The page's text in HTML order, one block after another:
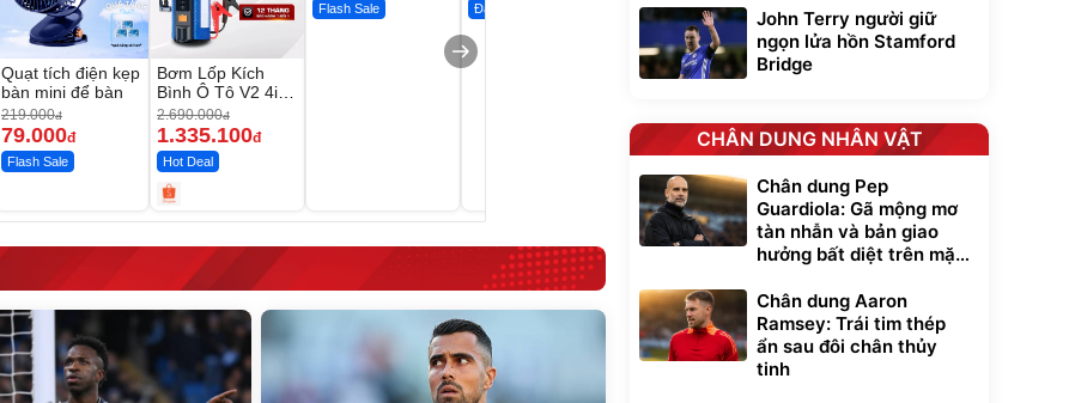
Quạt tích điện kẹp
bàn mini để bàn
219.000đ
79.000đ
Flash Sale
Bơm Lốp Kích
Bình Ô Tô V2 4in1
MEDICAR –
12.000mAh
2.690.000đ
1.335.100đ
Hot Deal
Flash Sale Đã bán nhiều
Bạt phủ xe ô tô
325.000đ
Xe đạp điện trợ
tiện lợi
7.092.000đ
G-FORCE VIETNA
John Terry người giữ
ngọn lửa hồn Stamford
Bridge
CHÂN DUNG NHÂN VẬT
Chân dung Pep
Guardiola: Gã mộng mơ
tàn nhẫn và bản giao
hưởng bất diệt trên mặt
Chân dung Aaron
Ramsey: Trái tim thép
ẩn sau đôi chân thủy
tinh